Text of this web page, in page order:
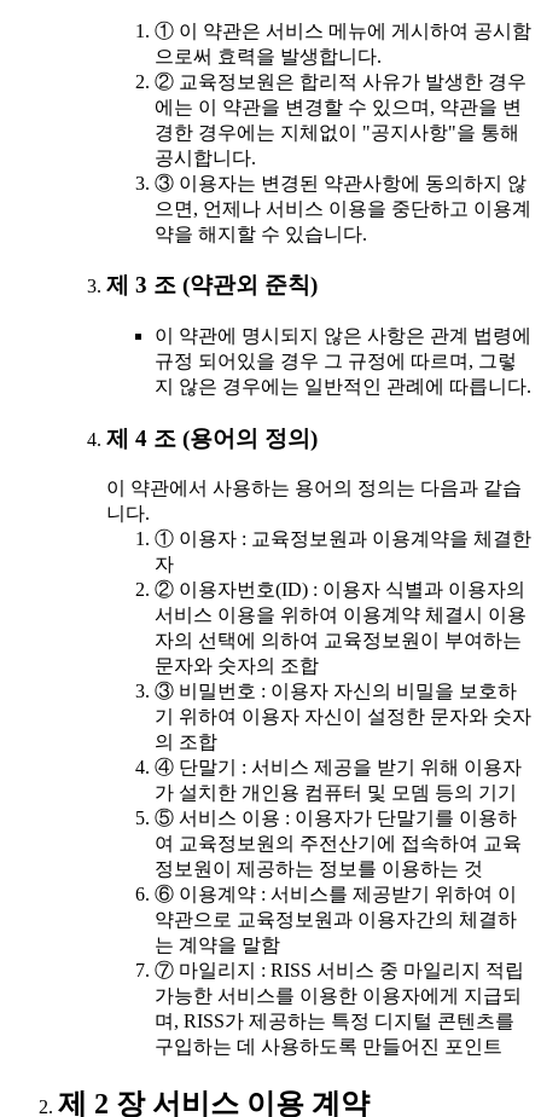
① 이 약관은 서비스 메뉴에 게시하여 공시함
으로써 효력을 발생합니다.
② 교육정보원은 합리적 사유가 발생한 경우
에는 이 약관을 변경할 수 있으며, 약관을 변
경한 경우에는 지체없이 "공지사항"을 통해
공시합니다.
③ 이용자는 변경된 약관사항에 동의하지 않
으면, 언제나 서비스 이용을 중단하고 이용계
약을 해지할 수 있습니다.
제 3 조 (약관외 준칙)
이 약관에 명시되지 않은 사항은 관계 법령에
규정 되어있을 경우 그 규정에 따르며, 그렇
지 않은 경우에는 일반적인 관례에 따릅니다.
제 4 조 (용어의 정의)
이 약관에서 사용하는 용어의 정의는 다음과 같습
니다.
① 이용자 : 교육정보원과 이용계약을 체결한
자
② 이용자번호(ID) : 이용자 식별과 이용자의
서비스 이용을 위하여 이용계약 체결시 이용
자의 선택에 의하여 교육정보원이 부여하는
문자와 숫자의 조합
③ 비밀번호 : 이용자 자신의 비밀을 보호하
기 위하여 이용자 자신이 설정한 문자와 숫자
의 조합
④ 단말기 : 서비스 제공을 받기 위해 이용자
가 설치한 개인용 컴퓨터 및 모뎀 등의 기기
⑤ 서비스 이용 : 이용자가 단말기를 이용하
여 교육정보원의 주전산기에 접속하여 교육
정보원이 제공하는 정보를 이용하는 것
⑥ 이용계약 : 서비스를 제공받기 위하여 이
약관으로 교육정보원과 이용자간의 체결하
는 계약을 말함
⑦ 마일리지 : RISS 서비스 중 마일리지 적립
가능한 서비스를 이용한 이용자에게 지급되
며, RISS가 제공하는 특정 디지털 콘텐츠를
구입하는 데 사용하도록 만들어진 포인트
제 2 장 서비스 이용 계약